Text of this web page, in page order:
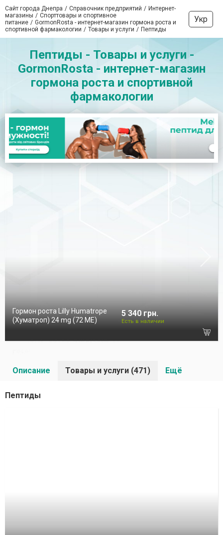
Сайт города Днепра Справочник предприятий
Интернет-
магазины
Спорттовары и спортивное
питание
GormonRosta - интернет-магазин гормона роста и
спортивной фармакологии
Товары и услуги Пептиды
Укр
Пептиды - Товары и услуги -
GormonRosta - интернет-магазин
гормона роста и спортивной
фармакологии
Гормон роста Lilly Humatrope
(Хуматроп) 24 mg (72 МЕ)
5 340 грн.
Есть в наличии
Описание Товары и услуги (471) Ещё
Пептиды